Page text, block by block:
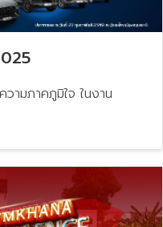
ามภาคภูมิใจ ในงาน​